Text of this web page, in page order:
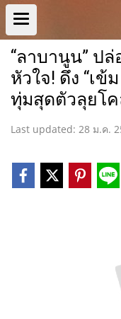
“ลาบานูน” ปล่
หัวใจ! ดึง “เข้
ทุ่มสุดตัวลุยโ
Last updated: 28 ม.ค.